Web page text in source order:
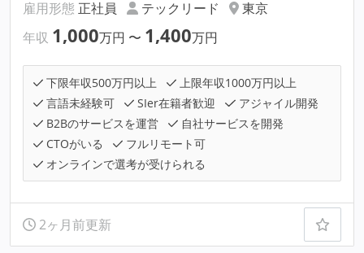
雇用形態 正社員 テックリード
東京
年収 1,000万円 〜 1,400万円
下限年収500万円以上
上限年収1000万円以上
言語未経験可
SIer在籍者歓迎
アジャイル開発
B2Bのサービスを運営
自社サービスを開発
CTOがいる
フルリモート可
オンラインで選考が受けられる
2ヶ月前更新